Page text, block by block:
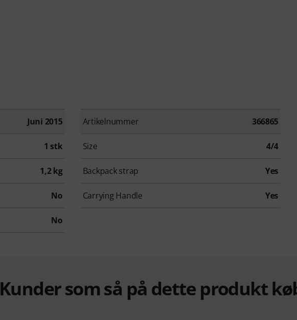
Juni 2015 Artikelnummer 366865
1 stk Size 4/4
1,2 kg Backpack strap Yes
No Carrying Handle Yes
No
Kunder som så på dette produkt